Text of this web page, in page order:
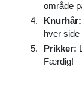
område
Knurhår:
hver
Prikker:
Færdig!